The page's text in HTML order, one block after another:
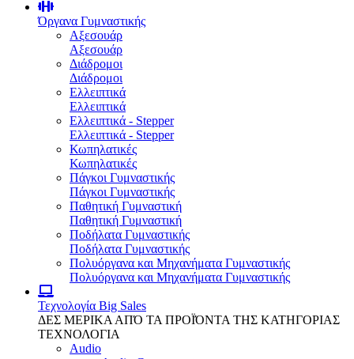
Όργανα Γυμναστικής
Αξεσουάρ
Αξεσουάρ
Διάδρομοι
Διάδρομοι
Ελλειπτικά
Ελλειπτικά
Ελλειπτικά - Stepper
Ελλειπτικά - Stepper
Κωπηλατικές
Κωπηλατικές
Πάγκοι Γυμναστικής
Πάγκοι Γυμναστικής
Παθητική Γυμναστική
Παθητική Γυμναστική
Ποδήλατα Γυμναστικής
Ποδήλατα Γυμναστικής
Πολυόργανα και Μηχανήματα Γυμναστικής
Πολυόργανα και Μηχανήματα Γυμναστικής
Τεχνολογία Big Sales
ΔΕΣ ΜΕΡΙΚΑ ΑΠΌ ΤΑ ΠΡΟΪΌΝΤΑ ΤΗΣ ΚΑΤΗΓΟΡΙΑΣ
ΤΕΧΝΟΛΟΓΙΑ
Audio